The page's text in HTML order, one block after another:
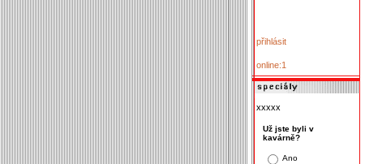
přihlásit
online:1
xxxxx
Už jste byli v
kavárně?
Ano